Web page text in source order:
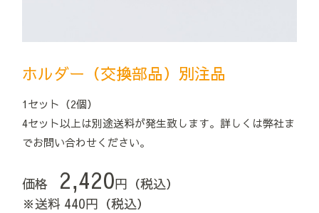
ホルダー（交換部品）別注品
1セット（2個）
4セット以上は別途送料が発生致します。詳しくは弊社ま
でお問い合わせください。
価格 2,420円（税込）
※送料 440円（税込）